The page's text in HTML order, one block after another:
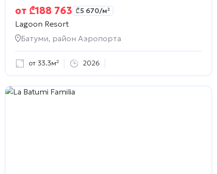
от ₾188 763 ₾5 670/м²
Lagoon Resort
Батуми, район Аэропорта
от 33.3м² 2026